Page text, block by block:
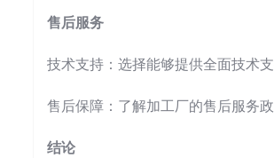
售后服务
技术支持：选择能够提供全面技术
售后保障：了解加工厂的售后服务
结论